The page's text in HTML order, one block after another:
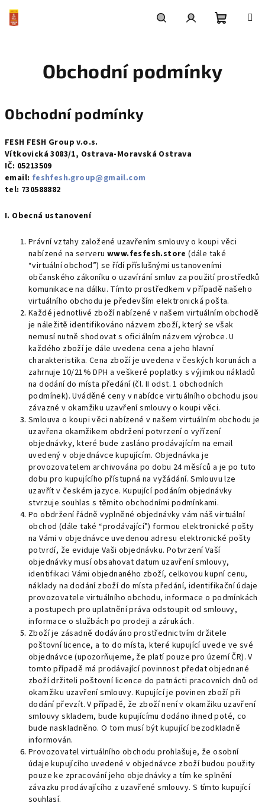
obsah
košík
Obchodní podmínky
Obchodní podmínky
FESH FESH Group v.o.s.
Vítkovická 3083/1, Ostrava-Moravská Ostrava
IČ: 05213509
email: feshfesh.group@gmail.com
tel: 730588882
I. Obecná ustanovení
Právní vztahy založené uzavřením smlouvy o koupi věci
nabízené na serveruwww.fesfesh.store (dále také
“virtuální obchod”) se řídí příslušnými ustanoveními
občanského zákoníku o uzavírání smluv za použití prostředků
komunikace na dálku. Tímto prostředkem v případě našeho
virtuálního obchodu je především elektronická pošta.
Každé jednotlivé zboží nabízené v našem virtuálním obchodě
je náležitě identifikováno názvem zboží, který se však
nemusí nutně shodovat s oficiálním názvem výrobce. U
každého zboží je dále uvedena cena a jeho hlavní
charakteristika. Cena zboží je uvedena v českých korunách a
zahrnuje 10/21% DPH a veškeré poplatky s výjimkou nákladů
na dodání do místa předání (čl. II odst. 1 obchodních
podmínek). Uváděné ceny v nabídce virtuálního obchodu jsou
závazné v okamžiku uzavření smlouvy o koupi věci.
Smlouva o koupi věci nabízené v našem virtuálním obchodu je
uzavřena okamžikem obdržení potvrzení o vyřízení
objednávky, které bude zasláno prodávajícím na email
uvedený v objednávce kupujícím. Objednávka je
provozovatelem archivována po dobu 24 měsíců a je po tuto
dobu pro kupujícího přístupná na vyžádání. Smlouvu lze
uzavřít v českém jazyce. Kupující podáním objednávky
stvrzuje souhlas s těmito obchodními podmínkami.
Po obdržení řádně vyplněné objednávky vám náš virtuální
obchod (dále také “prodávající”) formou elektronické pošty
na Vámi v objednávce uvedenou adresu elektronické pošty
potvrdí, že eviduje Vaši objednávku. Potvrzení Vaší
objednávky musí obsahovat datum uzavření smlouvy,
identifikaci Vámi objednaného zboží, celkovou kupní cenu,
náklady na dodání zboží do místa předání, identifikační údaje
provozovatele virtuálního obchodu, informace o podmínkách
a postupech pro uplatnění práva odstoupit od smlouvy,
informace o službách po prodeji a zárukách.
Zboží je zásadně dodáváno prostřednictvím držitele
poštovní licence, a to do místa, které kupující uvede ve své
objednávce (upozorňujeme, že platí pouze pro území ČR). V
tomto případě má prodávající povinnost předat objednané
zboží držiteli poštovní licence do patnácti pracovních dnů od
okamžiku uzavření smlouvy. Kupující je povinen zboží při
dodání převzít. V případě, že zboží není v okamžiku uzavření
smlouvy skladem, bude kupujícímu dodáno ihned poté, co
bude naskladněno. O tom musí být kupující bezodkladně
informován.
Provozovatel virtuálního obchodu prohlašuje, že osobní
údaje kupujícího uvedené v objednávce zboží budou použity
pouze ke zpracování jeho objednávky a tím ke splnění
závazku prodávajícího z uzavřené smlouvy. S tímto kupující
souhlasí.